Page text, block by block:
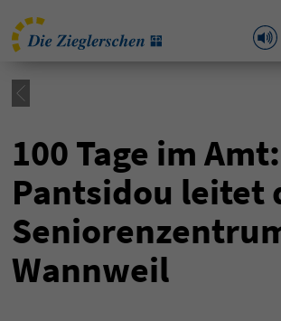
100 Tage im
Pantsidou leitet
Wannweil